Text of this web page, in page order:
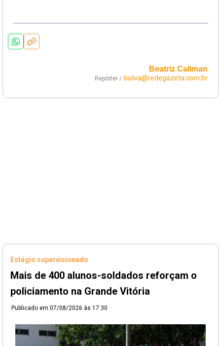
Beatriz Caliman
Repórter / bsilva@redegazeta.com.br
Estágio supervisionado
Mais de 400 alunos-soldados reforçam o
policiamento na Grande Vitória
Publicado em 07/08/2026 às 17:30